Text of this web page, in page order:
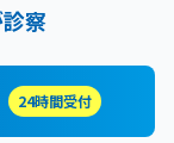
察
24時間受付